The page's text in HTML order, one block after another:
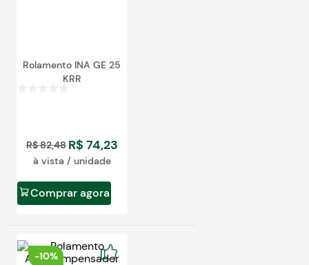
Rolamento INA GE 25
KRR
R$82,48 R$ 74,23
à vista / unidade
Comprar agora
-10%